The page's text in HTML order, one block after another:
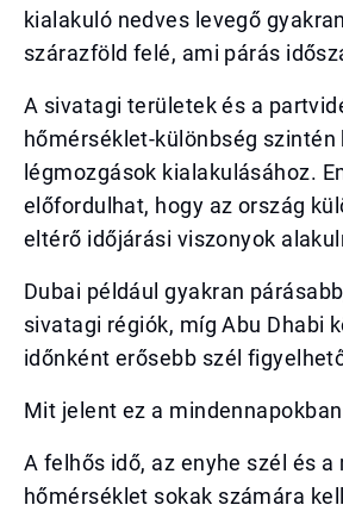
kialakuló nedves levegő
szárazföld felé, ami párás
A sivatagi területek és a
hőmérséklet-különbség szintén
légmozgások kialakulásához.
előfordulhat, hogy az ország
eltérő időjárási viszonyok
Dubai például gyakran
sivatagi régiók, míg Abu Dhabi
időnként erősebb szél
Mit jelent ez a mindennapokban
A felhős idő, az enyhe szél és a
hőmérséklet sokak számára